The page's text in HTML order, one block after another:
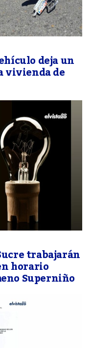
deja un
vivienda de
trabajarán
horario
Superniño